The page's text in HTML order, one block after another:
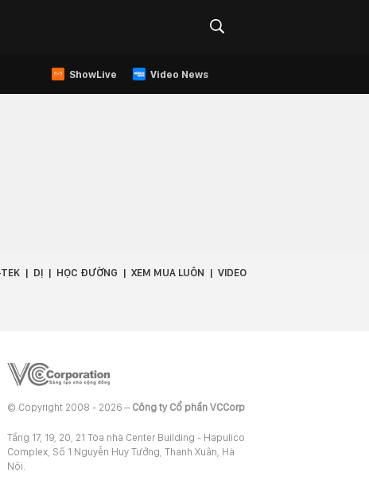
ShowLive Video News
DỊ HỌC ĐƯỜNG XEM MUA LUÔN VIDEO
© Copyright 2008 - 2026 – Công ty Cổ phần VCCorp
Tầng 17, 19, 20, 21 Tòa nhà Center Building - Hapulico
Complex, Số 1 Nguyễn Huy Tưởng, Thanh Xuân, Hà
Nội.